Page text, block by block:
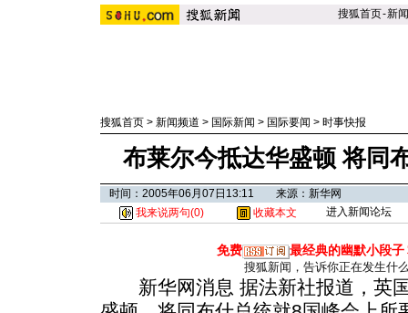
搜狐首页-新闻
搜狐首页 > 新闻频道 > 国际新闻 > 国际要闻 > 时事快报
布莱尔今抵达华盛顿 将同
时间：2005年06月07日13:11 来源：新华网
我来说两句(0) 收藏本文 进入新闻论坛
免费 最经典的幽默小段子
搜狐新闻，告诉你正在发生什
新华网消息 据法新社报道，英